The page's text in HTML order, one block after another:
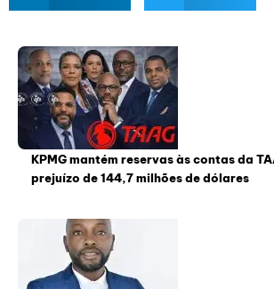
KPMG mantém reservas às contas da
prejuízo de 144,7 milhões de dólares